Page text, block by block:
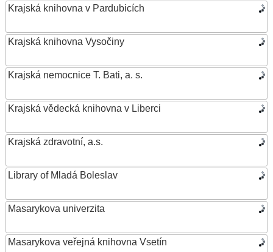
Krajská knihovna v Pardubicích
Krajská knihovna Vysočiny
Krajská nemocnice T. Bati, a. s.
Krajská vědecká knihovna v Liberci
Krajská zdravotní, a.s.
Library of Mladá Boleslav
Masarykova univerzita
Masarykova veřejná knihovna Vsetín